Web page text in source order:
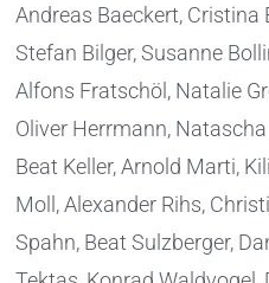
Andreas Baeckert,
Stefan Bilger, Susanne
Alfons Fratschöl, Natalie
Oliver Herrmann,
Beat Keller, Arnold Marti,
Moll, Alexander Rihs,
Spahn, Beat Sulzberger,